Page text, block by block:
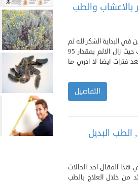
بالاعشاب والطب
في البداية الشكر لله ثم
لك دكتور فالتركيبه التي ارسلتها كان لها مفعول و اثر جدا طيب حيث زال الالم بمقدار 95
فترات ايضا لا ادري ما
التفاصيل
الطب البديل
هذا المقال احد الحالات
من خلال العلاج بالطب